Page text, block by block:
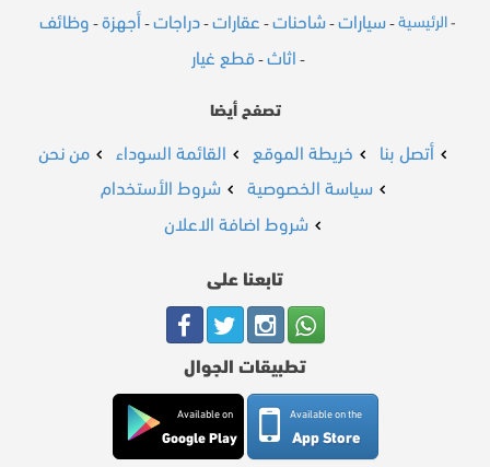
- الرئيسية - سيارات - شاحنات - عقارات - دراجات - أجهزة - وظائف
- اثاث -قطع غيار
تصفح أيضا
أتصل بنا خريطة الموقع القائمة السوداء
من نحن
سياسة الخصوصية
شروط الأستخدام
شروط اضافة الاعلان
تابعنا على
تطبيقات الجوال
Available on the
App Store
Available on
Google Play